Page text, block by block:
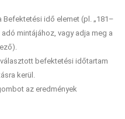
idő elemet (pl. „181–
mintájához, vagy adja meg a
befektetési időtartam
kerül.
az eredmények